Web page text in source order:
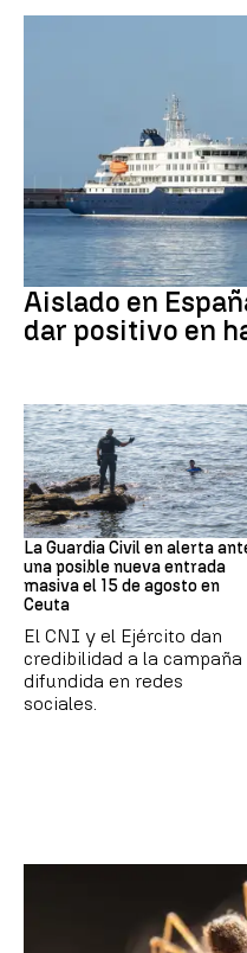
Hantavirus
Aislado en
dar positivo en
Ceuta
La Guardia Civil en alerta
una posible nueva entrada
masiva el 15 de agosto en
Ceuta
El CNI y el Ejército dan
credibilidad a la campaña
difundida en redes
sociales.